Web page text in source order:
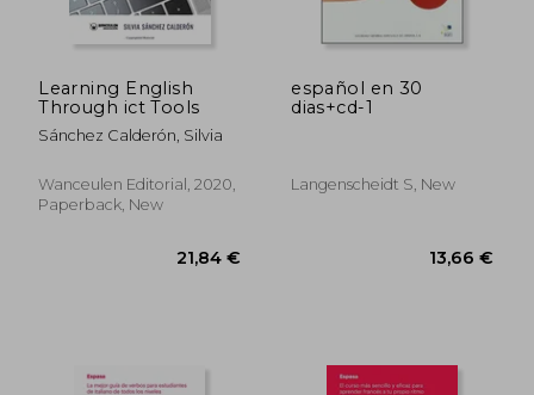
Learning English
Through ict Tools
Sánchez Calderón, Silvia
Wanceulen Editorial, 2020,
Paperback, New
español en 30
dias+cd-1
Langenscheidt S, New